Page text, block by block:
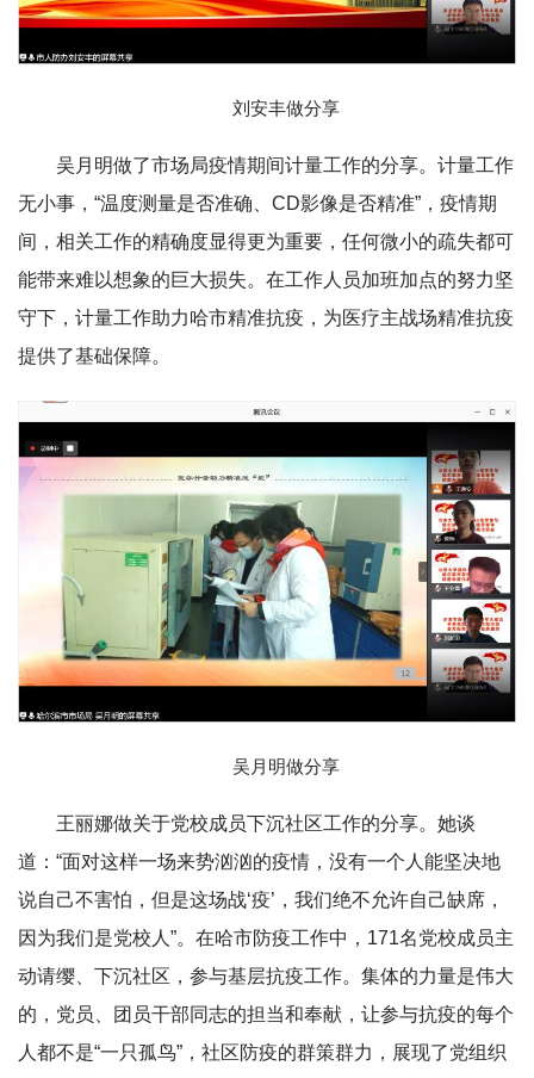
刘安丰做分享
吴月明做了市场局疫情期间计量工作的分享。计量工作
无小事，“温度测量是否准确、CD影像是否精准”，疫情期
间，相关工作的精确度显得更为重要，任何微小的疏失都可
能带来难以想象的巨大损失。在工作人员加班加点的努力坚
守下，计量工作助力哈市精准抗疫，为医疗主战场精准抗疫
提供了基础保障。
吴月明做分享
王丽娜做关于党校成员下沉社区工作的分享。她谈
道：“面对这样一场来势汹汹的疫情，没有一个人能坚决地
说自己不害怕，但是这场战‘疫’，我们绝不允许自己缺席，
因为我们是党校人”。在哈市防疫工作中，171名党校成员主
动请缨、下沉社区，参与基层抗疫工作。集体的力量是伟大
的，党员、团员干部同志的担当和奉献，让参与抗疫的每个
人都不是“一只孤鸟”，社区防疫的群策群力，展现了党组织